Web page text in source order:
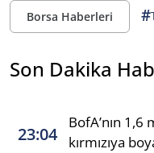
Borsa Haberleri #
Son Dakika
23:04
BofA’nın 1,6
kırmızıya